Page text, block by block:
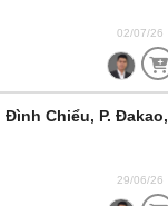
02/07/26
Chiểu, P. Đakao,
29/06/26